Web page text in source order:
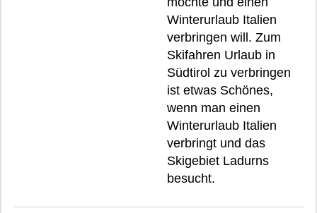
Winterurlaub Italien
verbringen will. Zum
Skifahren Urlaub in
Südtirol zu verbringen
ist etwas Schönes,
wenn man einen
Winterurlaub Italien
verbringt und das
Skigebiet Ladurns
besucht.